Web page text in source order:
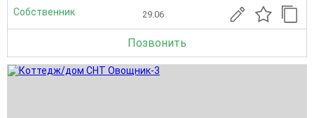
Собственник 29.06
Позвонить